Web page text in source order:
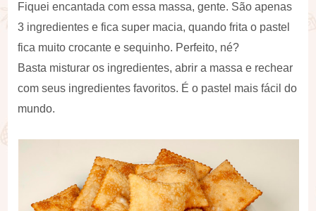
Fiquei encantada com essa massa, gente. São apenas
3 ingredientes e fica super macia, quando frita o pastel
fica muito crocante e sequinho. Perfeito, né?
Basta misturar os ingredientes, abrir a massa e rechear
com seus ingredientes favoritos. É o pastel mais fácil do
mundo.